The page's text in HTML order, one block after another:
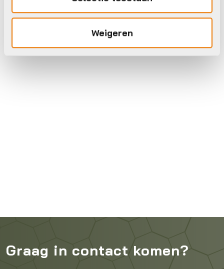
Weigeren
Graag in contact komen?